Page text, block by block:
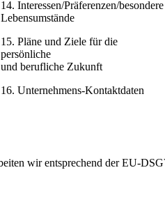
14. Interessen/Präferenzen/besondere
Lebensumstände
15. Pläne und Ziele für die
persönliche
und berufliche Zukunft
16. Unternehmens-Kontaktdaten
wir entsprechend der EU-